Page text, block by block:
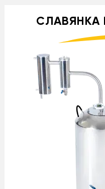
СЛАВЯНКА